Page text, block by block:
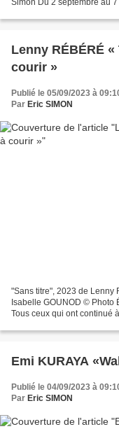
Lenny RÉBÉRÉ
courir »
Publié le 05/09/2023 à
Par Eric SIMON
"Sans titre", 2023 de Lenny RÉBÉRÉ - Courtesy de
Isabelle GOUNOD © Photo
Tous ceux qui ont continué
Emi KURAYA
Publié le 04/09/2023 à
Par Eric SIMON